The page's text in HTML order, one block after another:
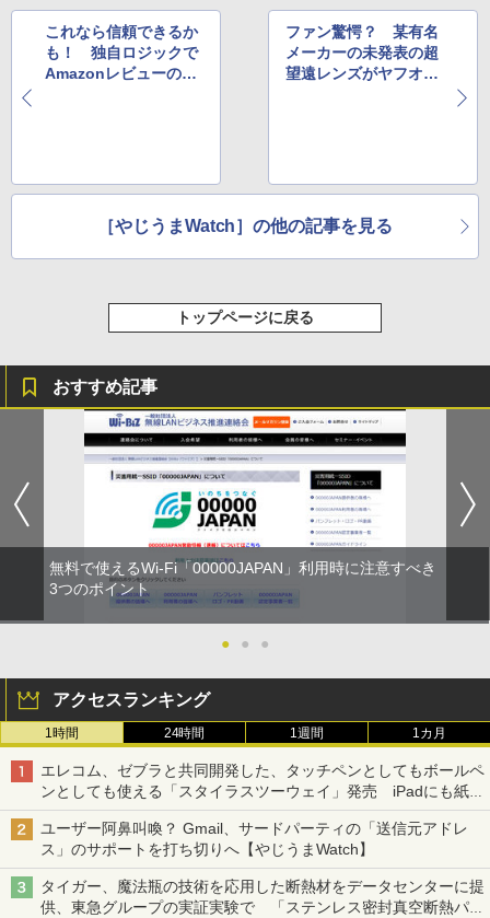
これなら信頼できるか
も！ 独自ロジックで
Amazonレビューの信
ファン驚愕？ 某有名
メーカーの未発表の超
望遠レンズがヤフオ
［やじうまWatch］の他の記事を見る
トップページに戻る
おすすめ記事
無料で使えるWi-Fi「00000JAPAN」利用時に注意すべき
3つのポイント
● ● ●
アクセスランキング
1時間 24時間 1週間 1カ月
エレコム、ゼブラと共同開発した、タッチペンとしてもボールペ
ンとしても使える「スタイラスツーウェイ」発売 iPadにも紙に
も、持ち替えずに書き込める
ユーザー阿鼻叫喚？ Gmail、サードパーティの「送信元アドレ
ス」のサポートを打ち切りへ【やじうまWatch】
タイガー、魔法瓶の技術を応用した断熱材をデータセンターに提
供、東急グループの実証実験で 「ステンレス密封真空断熱パネ